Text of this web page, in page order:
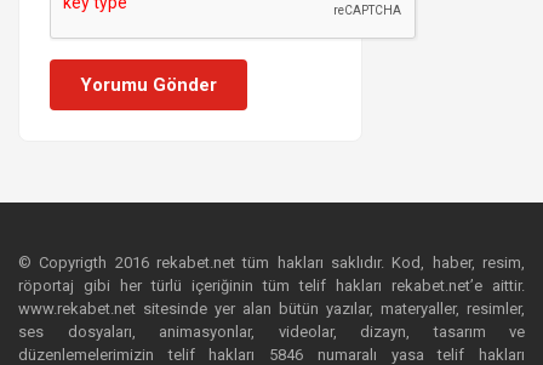
Yorumu Gönder
© Copyrigth 2016 rekabet.net tüm hakları saklıdır. Kod, haber, resim,
röportaj gibi her türlü içeriğinin tüm telif hakları rekabet.net’e aittir.
www.rekabet.net sitesinde yer alan bütün yazılar, materyaller, resimler,
ses dosyaları, animasyonlar, videolar, dizayn, tasarım ve
düzenlemelerimizin telif hakları 5846 numaralı yasa telif hakları